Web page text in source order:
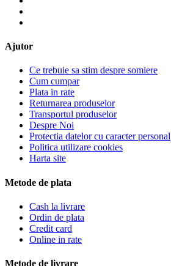
Ajutor
Ce trebuie sa stim despre somiere
Cum cumpar
Plata in rate
Returnarea produselor
Transportul produselor
Despre Noi
Protectia datelor cu caracter personal
Politica utilizare cookies
Harta site
Metode de plata
Cash la livrare
Ordin de plata
Credit card
Online in rate
Metode de livrare